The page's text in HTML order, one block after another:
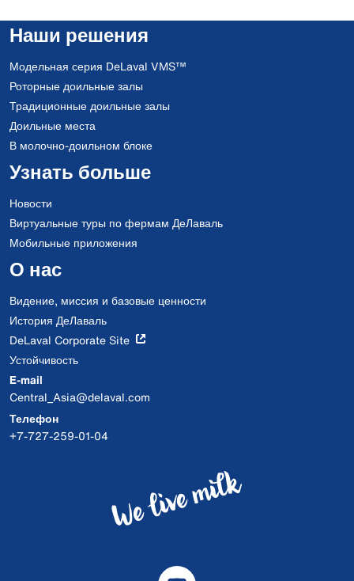
Наши решения
Модельная серия DeLaval VMS™
Роторные доильные залы
Традиционные доильные залы
Доильные места
В молочно-доильном блоке
Узнать больше
Новости
Виртуальные туры по фермам ДеЛаваль
Мобильные приложения
О нас
Видение, миссия и базовые ценности
История ДеЛаваль
DeLaval Corporate Site
Устойчивость
E-mail
Central_Asia@delaval.com
Телефон
+7-727-259-01-04